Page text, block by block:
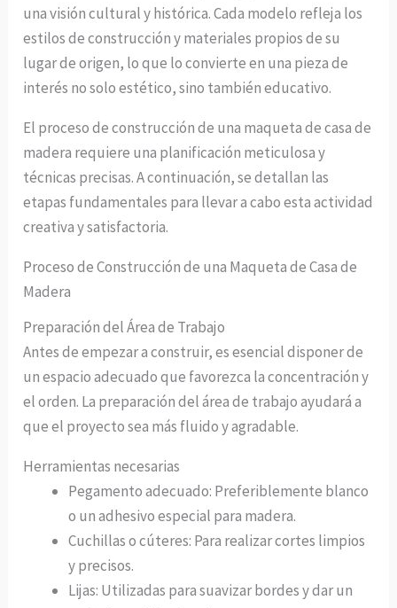
una visión cultural y histórica. Cada modelo refleja los
estilos de construcción y materiales propios de su
lugar de origen, lo que lo convierte en una pieza de
interés no solo estético, sino también educativo.
El proceso de construcción de una maqueta de casa de
madera requiere una planificación meticulosa y
técnicas precisas. A continuación, se detallan las
etapas fundamentales para llevar a cabo esta actividad
creativa y satisfactoria.
Proceso de Construcción de una Maqueta de Casa de
Madera
Preparación del Área de Trabajo
Antes de empezar a construir, es esencial disponer de
un espacio adecuado que favorezca la concentración y
el orden. La preparación del área de trabajo ayudará a
que el proyecto sea más fluido y agradable.
Herramientas necesarias
Pegamento adecuado: Preferiblemente blanco
o un adhesivo especial para madera.
Cuchillas o cúteres: Para realizar cortes limpios
y precisos.
Lijas: Utilizadas para suavizar bordes y dar un